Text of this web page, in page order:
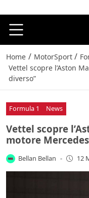
Home / MotorSport /
Vettel scopre l’Aston
diverso”
Formula 1 News
Vettel scopre
motore
Bellan Bellan - 12